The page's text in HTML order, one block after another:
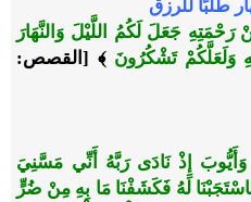
رَحْمَتِهِ جَعَلَ لَكُمُ اللَّيْلَ وَالنَّهَارَ
وَلَعَلَّكُمْ تَشْكُرُونَ ﴾ [القصص:
وَأَيُّوبَ إِذْ نَادَى رَبَّهُ أَنِّي مَسَّنِيَ
لَهُ فَكَشَفْنَا مَا بِهِ مِنْ ضُرٍّ